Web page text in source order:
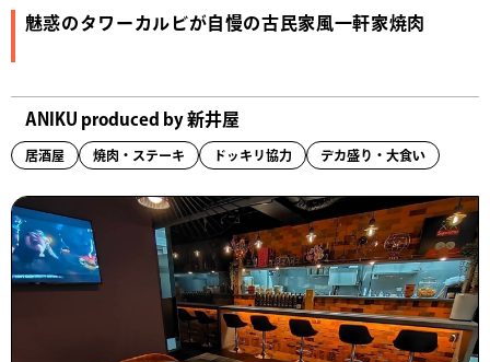
魅惑のタワーカルビが自慢の古民家風一軒家焼肉
ANIKU produced by 新井屋
居酒屋 焼肉・ステーキ ドッキリ協力 デカ盛り・大食い